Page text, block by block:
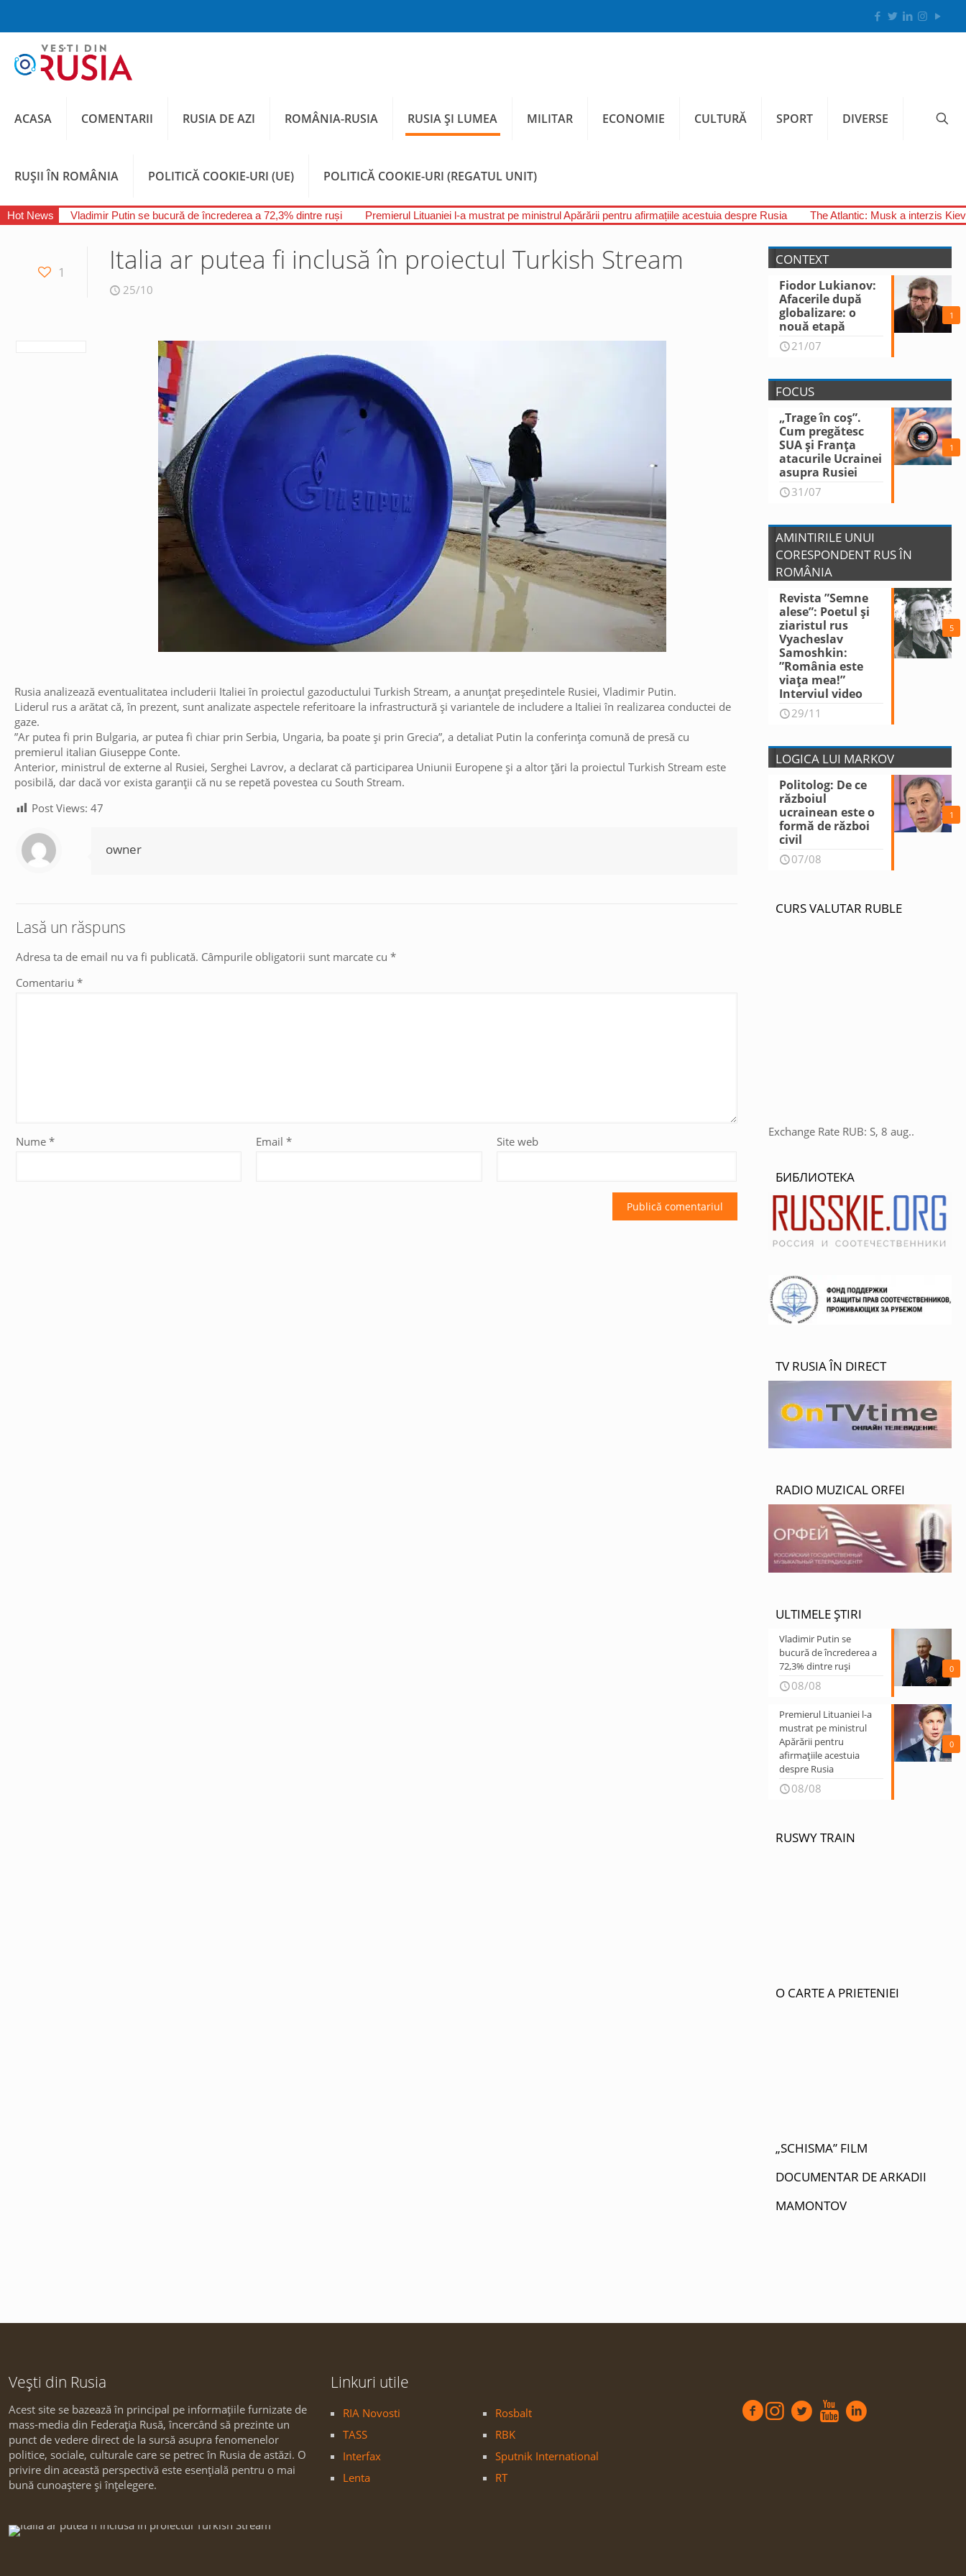
ACASA COMENTARII RUSIA DE AZI ROMÂNIA-RUSIA RUSIA ȘI LUMEA MILITAR ECONOMIE CULTURĂ SPORT DIVERSE
RUȘII ÎN ROMÂNIA POLITICĂ COOKIE-URI (UE) POLITICĂ COOKIE-URI (REGATUL UNIT)
Hot News Vladimir Putin se bucură de încrederea a 72,3% dintre ruși Premierul Lituaniei l-a mustrat pe ministrul Apărării pentru afirmațiile acestuia despre Rusia The Atlantic: Musk a interzis
1 Italia ar putea fi inclusă în proiectul Turkish Stream
25/10
Rusia analizează eventualitatea includerii Italiei în proiectul gazoductului Turkish Stream, a anunțat președintele Rusiei, Vladimir Putin.
Liderul rus a arătat că, în prezent, sunt analizate aspectele referitoare la infrastructură și variantele de includere a Italiei în realizarea conductei de
gaze.
”Ar putea fi prin Bulgaria, ar putea fi chiar prin Serbia, Ungaria, ba poate și prin Grecia”, a detaliat Putin la conferința comună de presă cu
premierul italian Giuseppe Conte.
Anterior, ministrul de externe al Rusiei, Serghei Lavrov, a declarat că participarea Uniunii Europene și a altor țări la proiectul Turkish Stream este
posibilă, dar dacă vor exista garanții că nu se repetă povestea cu South Stream.
Post Views: 47
owner
Lasă un răspuns
Adresa ta de email nu va fi publicată. Câmpurile obligatorii sunt marcate cu *
Comentariu *
Nume * Email* Site web
CONTEXT
1
Fiodor Lukianov:
Afacerile după
globalizare: o
nouă etapă
21/07
FOCUS
1
„Trage în coș”.
Cum pregătesc
SUA și Franța
atacurile Ucrainei
asupra Rusiei
31/07
AMINTIRILE UNUI
CORESPONDENT RUS ÎN
ROMÂNIA
5
Revista ”Semne
alese”: Poetul și
ziaristul rus
Vyacheslav
Samoshkin:
”România este
viața mea!”
Interviul video
29/11
LOGICA LUI MARKOV
1
Politolog: De ce
războiul
ucrainean este o
formă de război
civil
07/08
CURS VALUTAR RUBLE
Exchange Rate RUB: S, 8 aug..
БИБЛИОТЕКА
TV RUSIA ÎN DIRECT
RADIO MUZICAL ORFEI
ULTIMELE ȘTIRI
0
Vladimir Putin se
bucură de încrederea a
72,3% dintre ruși
08/08
0
Premierul Lituaniei l-a
mustrat pe ministrul
Apărării pentru
afirmațiile acestuia
despre Rusia
08/08
RUSWY TRAIN
O CARTE A PRIETENIEI
„SCHISMA” FILM
DOCUMENTAR DE ARKADII
MAMONTOV
Vești din Rusia
Acest site se bazează în principal pe informațiile furnizate de
mass-media din Federația Rusă, încercând să prezinte un
punct de vedere direct de la sursă asupra fenomenelor
politice, sociale, culturale care se petrec în Rusia de astăzi. O
privire din această perspectivă este esențială pentru o mai
bună cunoaștere și înțelegere.
Linkuri utile
RIA Novosti
TASS
Interfax
Lenta
Rosbalt
RBK
Sputnik International
RT